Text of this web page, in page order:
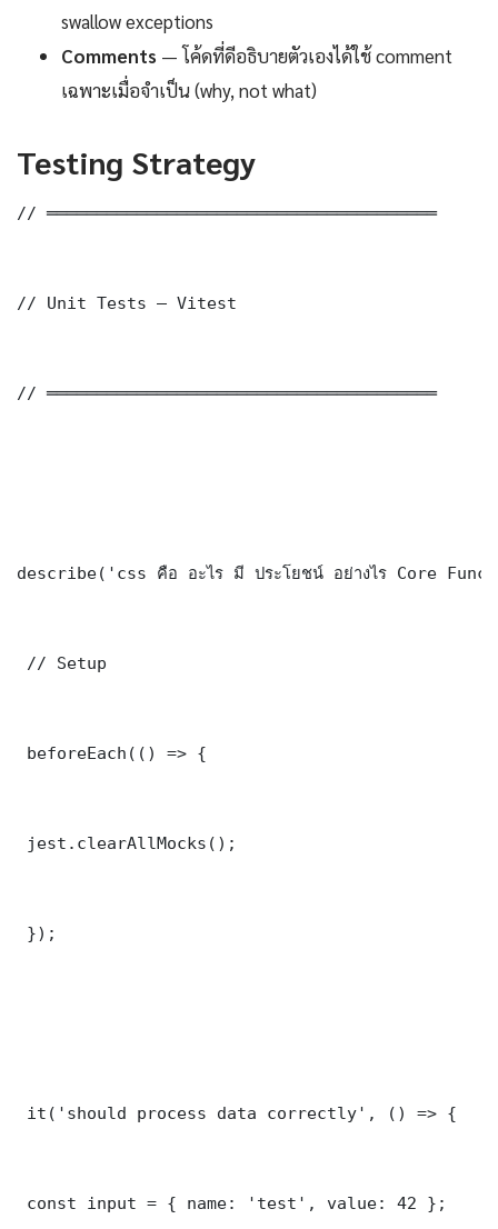
swallow exceptions
Comments — โค้ดที่ดีอธิบายตัวเองได้ใช้ comment
เฉพาะเมื่อจำเป็น (why, not what)
Testing Strategy
// ═══════════════════════════════════════
// Unit Tests — Vitest
// ═══════════════════════════════════════
describe('css คือ อะไร มี ประโยชน์ อย่างไร Core
// Setup
beforeEach(() => {
jest.clearAllMocks();
});
it('should process data correctly', () => {
const input = { name: 'test', value: 42 };